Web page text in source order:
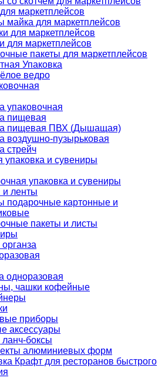
маркетплейсов
майка для маркетплейсов
для маркетплейсов
для маркетплейсов
пакеты для маркетплейсов
Упаковка
ведро
упаковочная
пищевая
пищевая ПВХ (Дышащая)
воздушно-пузырьковая
стрейч
упаковка и сувениры
упаковка и сувениры
и ленты
подарочные картонные и
пакеты и листы
одноразовая
чашки кофейные
приборы
аксессуары
ланч-боксы
алюминиевых форм
Крафт для ресторанов быстрого